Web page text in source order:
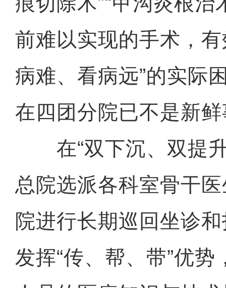
前难以实现的手术，
病难、看病远”的实际
在四团分院已不是新
在“双下沉、双提升
总院选派各科室骨干
院进行长期巡回坐诊
发挥“传、帮、带”优